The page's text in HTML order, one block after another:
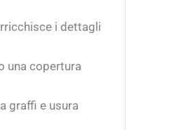
i dettagli
una copertura
graffi e usura